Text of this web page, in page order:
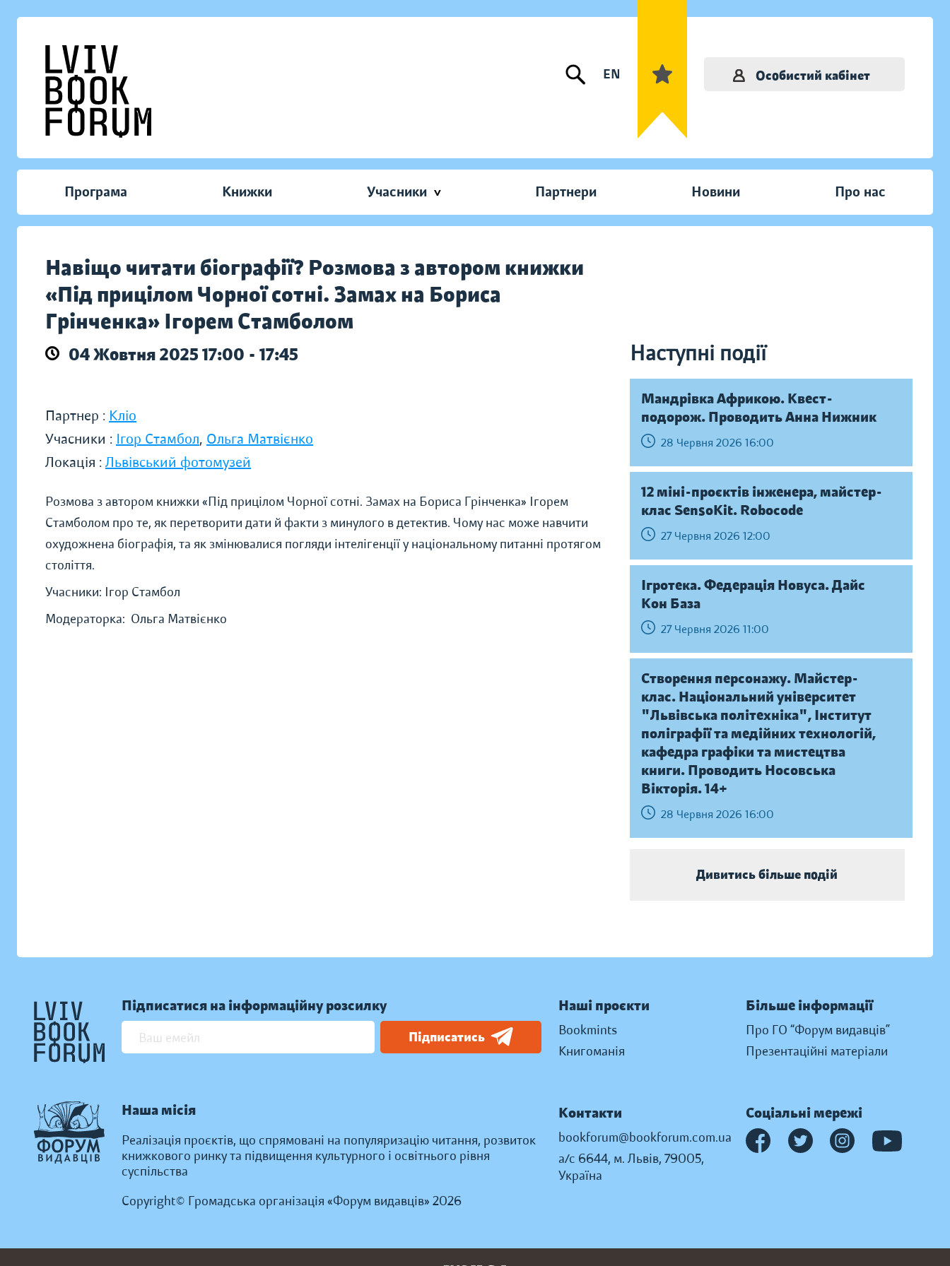
EN Особистий кабінет
Програма Книжки Учасники Партнери Новини Про нас
Навіщо читати біографії? Розмова з автором книжки
«Під прицілом Чорної сотні. Замах на Бориса
Грінченка» Ігорем Стамболом
04 Жовтня 2025 17:00 - 17:45 Наступні події
Партнер : Кліо
Учасники : Ігор Стамбол, Ольга Матвієнко
Локація : Львівський фотомузей
Розмова з автором книжки «Під прицілом Чорної сотні. Замах на Бориса Грінченка» Ігорем
Стамболом про те, як перетворити дати й факти з минулого в детектив. Чому нас може навчити
охудожнена біографія, та як змінювалися погляди інтелігенції у національному питанні протягом
століття.
Учасники: Ігор Стамбол
Модераторка: Ольга Матвієнко
Мандрівка Африкою. Квест-
подорож. Проводить Анна Нижник
28 Червня 2026 16:00
12 міні-проєктів інженера, майстер-
клас SensoKit. Robocode
27 Червня 2026 12:00
Ігротека. Федерація Новуса. Дайс
Кон База
27 Червня 2026 11:00
Створення персонажу. Майстер-
клас. Національний університет
"Львівська політехніка", Інститут
поліграфії та медійних технологій,
кафедра графіки та мистецтва
книги. Проводить Носовська
Вікторія. 14+
28 Червня 2026 16:00
Дивитись більше подій
Підписатися на інформаційну розсилку
Підписатись
Наша місія
Реалізація проєктів, що спрямовані на популяризацію читання, розвиток
книжкового ринку та підвищення культурного і освітнього рівня
суспільства
Copyright© Громадська організація «Форум видавців» 2026
Наші проєкти
Bookmints
Книгоманія
Більше інформації
Про ГО “Форум видавців”
Презентаційні матеріали
Контакти
bookforum@bookforum.com.ua
а/с 6644, м. Львів, 79005,
Україна
Соціальні мережі